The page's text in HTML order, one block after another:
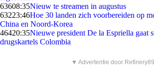
63608:35Nieuw te streamen in augustus
63223:46Hoe 30 landen zich voorbereiden op
China en Noord-Korea
46420:35Nieuwe president De la Espriella gaat
drugskartels Colombia
▼ Advertentie door Refinery89